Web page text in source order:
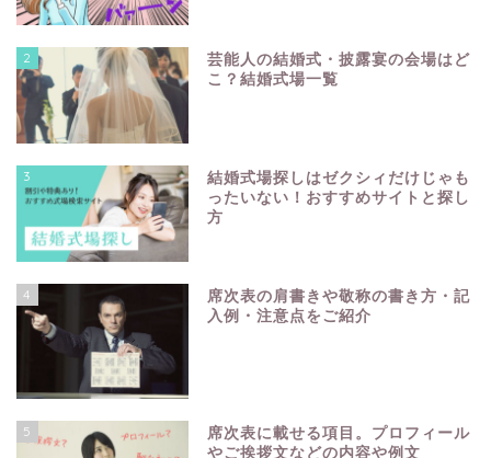
2
芸能人の結婚式・披露宴の会場はど
こ？結婚式場一覧
3
結婚式場探しはゼクシィだけじゃも
ったいない！おすすめサイトと探し
方
4
席次表の肩書きや敬称の書き方・記
入例・注意点をご紹介
5
席次表に載せる項目。プロフィール
やご挨拶文などの内容や例文